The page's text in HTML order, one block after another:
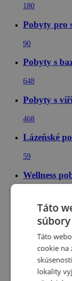
180
Pobyty pro
90
Pobyty s
648
Pobyty s
468
Lázeňské
59
Wellness
Slovenské
Wellness
Táto
Táto
cookie na
lokality